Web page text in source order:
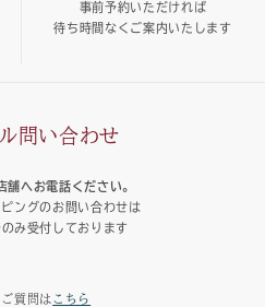
問い合わせ
舗へお電話ください。
ングのお問い合わせは
のみ受付しております
事前予約いただければ
待ち時間なくご案内いたします
質問は こちら